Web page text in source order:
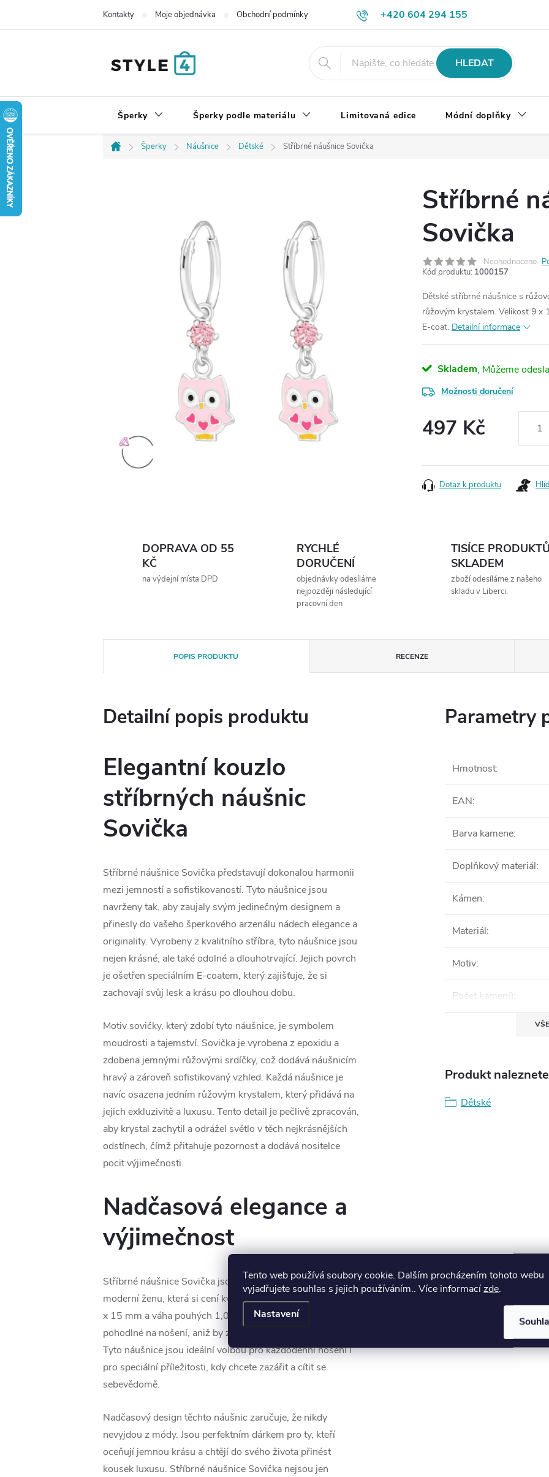
Tento web používá soubory cookie. Dalším procházením tohoto webu
vyjadřujete souhlas s jejich používáním.. Více informacízde.
Nastavení
+420 604 294 155
Kontakty Moje objednávka Obchodní podmínky Výměna, vrácení a reklamace zboží
HLEDAT
Šperky Šperky podle materiálu Limitovaná edice Módní doplňky
Domů
Šperky Náušnice Dětské Stříbrné náušnice Sovička
Stříbrné
Sovička
Neohodnoceno
Kód produktu: 1000157
Dětské stříbrné náušnice s
růžovým krystalem. Velikost 9 x
E-coat. Detailní informace
Skladem
Možnosti doručení
497 Kč
Dotaz k produktu
DOPRAVA OD 55
KČ
na výdejní místa DPD
RYCHLÉ
DORUČENÍ
objednávky odesíláme
nejpozději následující
pracovní den
TISÍCE
SKLADEM
zboží odesíláme z našeho
skladu v Liberci.
POPIS PRODUKTU RECENZE
Detailní popis produktu
Elegantní kouzlo
stříbrných náušnic
Sovička
Stříbrné náušnice Sovička představují dokonalou harmonii
mezi jemností a sofistikovaností. Tyto náušnice jsou
navrženy tak, aby zaujaly svým jedinečným designem a
přinesly do vašeho šperkového arzenálu nádech elegance a
originality. Vyrobeny z kvalitního stříbra, tyto náušnice jsou
nejen krásné, ale také odolné a dlouhotrvající. Jejich povrch
je ošetřen speciálním E-coatem, který zajišťuje, že si
zachovají svůj lesk a krásu po dlouhou dobu.
Motiv sovičky, který zdobí tyto náušnice, je symbolem
moudrosti a tajemství. Sovička je vyrobena z epoxidu a
zdobena jemnými růžovými srdíčky, což dodává náušnicím
hravý a zároveň sofistikovaný vzhled. Každá náušnice je
navíc osazena jedním růžovým krystalem, který přidává na
jejich exkluzivitě a luxusu. Tento detail je pečlivě zpracován,
aby krystal zachytil a odrážel světlo v těch nejkrásnějších
odstínech, čímž přitahuje pozornost a dodává nositelce
pocit výjimečnosti.
Nadčasová elegance a
výjimečnost
Stříbrné náušnice Sovička jsou navrženy s ohledem na
moderní ženu, která si cení kvality a stylu. Jejich rozměry 9
x 15 mm a váha pouhých 1,00 g zajišťují, že jsou lehké a
pohodlné na nošení, aniž by ztrácely na své výraznosti.
Tyto náušnice jsou ideální volbou pro každodenní nošení i
pro speciální příležitosti, kdy chcete zazářit a cítit se
sebevědomě.
Nadčasový design těchto náušnic zaručuje, že nikdy
nevyjdou z módy. Jsou perfektním dárkem pro ty, kteří
oceňují jemnou krásu a chtějí do svého života přinést
kousek luxusu. Stříbrné náušnice Sovička nejsou jen
Parametry
Hmotnost:
EAN:
Barva kamene:
Doplňkový materiál:
Kámen:
Materiál:
Motiv:
Počet kamenů:
Produkt
Dětské